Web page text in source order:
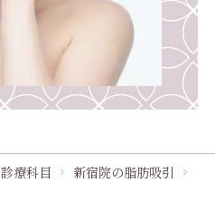
診療科目
新宿院の脂肪吸引